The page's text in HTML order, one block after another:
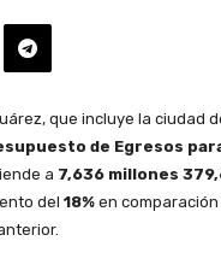
que incluye la ciudad
de Egresos
a 7,636 millones
del 18% en comparación